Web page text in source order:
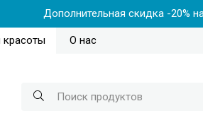
Дополнительная скидка -20%
О нас